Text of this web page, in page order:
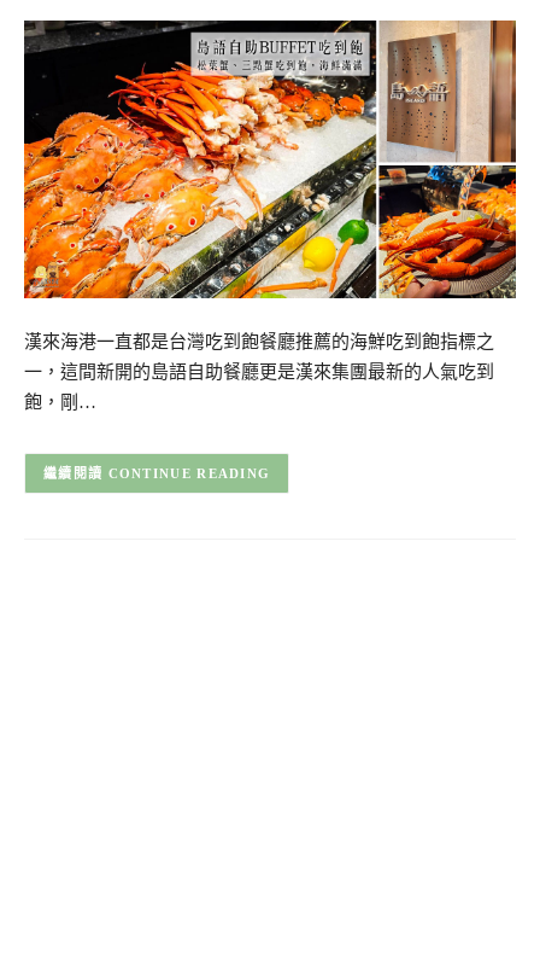
漢來海港一直都是台灣吃到飽餐廳推薦的海鮮吃到飽指標之
一，這間新開的島語自助餐廳更是漢來集團最新的人氣吃到
飽，剛…
CONTINUE READING